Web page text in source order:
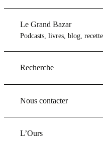
Le Grand Bazar
Podcasts, livres, blog,
Recherche
Nous contacter
L’Ours